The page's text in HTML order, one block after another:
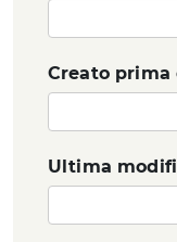
Creato prima
Ultima